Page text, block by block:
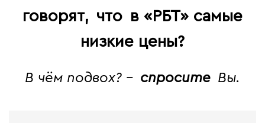
говорят, что в «РБТ» самые
низкие цены?
В чём подвох? - спросите Вы.